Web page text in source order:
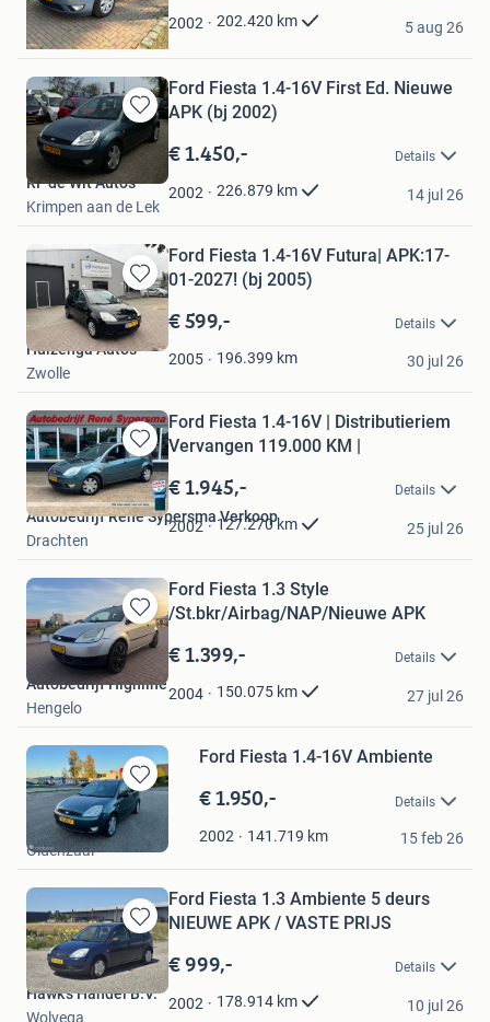
2002 202.420 km
Ap’s Cars
Wijk bij Duurstede
5 aug 26
Bewaren
in
Mijn
Favorieten
Ford Fiesta 1.4-16V First Ed. Nieuwe
APK (bj 2002)
€ 1.450,- Details
2002 226.879 km
RF de Wit Auto's
Krimpen aan de Lek
14 jul 26
Bewaren
in
Mijn
Favorieten
Ford Fiesta 1.4-16V Futura| APK:17-
01-2027! (bj 2005)
€ 599,- Details
2005 196.399 km
Huizenga Auto's
Zwolle
30 jul 26
Bewaren
in
Mijn
Favorieten
Ford Fiesta 1.4-16V | Distributieriem
Vervangen 119.000 KM |
€ 1.945,- Details
2002 127.270km
Autobedrijf Rene Sypersma Verkoop
Drachten
25 jul 26
Bewaren
in
Mijn
Favorieten
Ford Fiesta 1.3 Style
/St.bkr/Airbag/NAP/Nieuwe APK
€ 1.399,- Details
2004 150.075 km
Autobedrijf Highline
Hengelo
27 jul 26
Bewaren
in
Mijn
Favorieten
Ford Fiesta 1.4-16V Ambiente
€ 1.950,- Details
2002 141.719 km
Rob Wolthuis Auto's
Oldenzaal
15 feb 26
Bewaren
in
Mijn
Favorieten
Ford Fiesta 1.3 Ambiente 5 deurs
NIEUWE APK / VASTE PRIJS
€ 999,- Details
2002 178.914 km
Hawk's Handel B.V.
Wolvega
10 jul 26